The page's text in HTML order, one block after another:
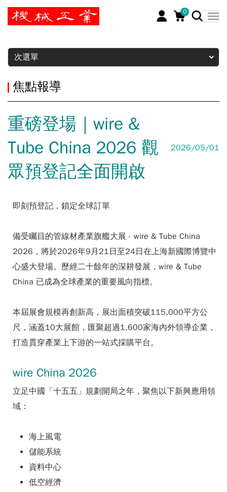
0
暫停
次選單
焦點報導
重磅登場｜wire &
Tube China 2026 觀
眾預登記全面開啟
2026/05/01
即刻預登記，鎖定全球訂單
備受矚目的管線材產業旗艦大展 - wire & Tube China
2026，將於2026年9月21日至24日在上海新國際博覽中
心盛大登場。歷經二十餘年的深耕發展，wire & Tube
China 已成為全球產業的重要風向指標。
本屆展會規模再創新高，展出面積突破115,000平方公
尺，涵蓋10大展館，匯聚超過1,600家海內外領導企業，
打造貫穿產業上下游的一站式採購平台。
wire China 2026
立足中國「十五五」規劃開局之年，聚焦以下新興應用領
域：
海上風電
儲能系統
資料中心
低空經濟